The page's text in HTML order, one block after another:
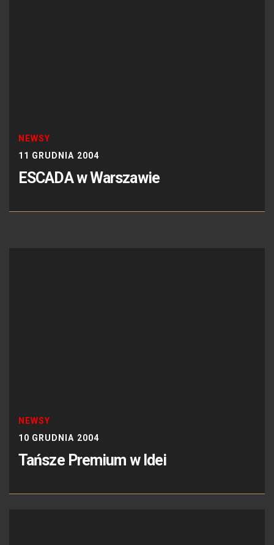
NEWSY
11 GRUDNIA 2004
ESCADA w Warszawie
NEWSY
10 GRUDNIA 2004
Tańsze Premium w Idei